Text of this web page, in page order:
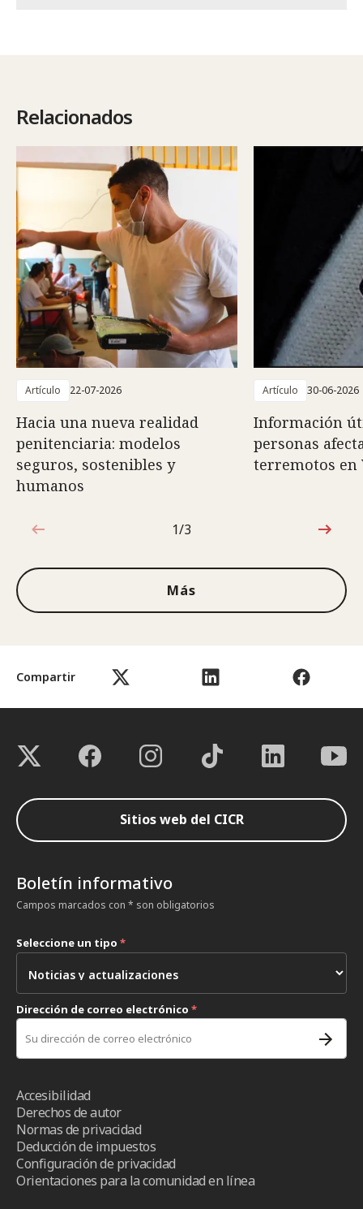
Compartir
Relacionados
Artículo 22-07-2026
Hacia una nueva realidad
penitenciaria: modelos
seguros, sostenibles y
humanos
Artículo 30-06-2026
Información
personas
terremotos en
1de3
1/3
Más
Sitios web del CICR
Boletín informativo
Campos marcados con * son obligatorios
Seleccione un tipo *
Dirección de correo electrónico *
Accesibilidad
Derechos de autor
Normas de privacidad
Deducción de impuestos
Configuración de privacidad
Orientaciones para la comunidad en línea